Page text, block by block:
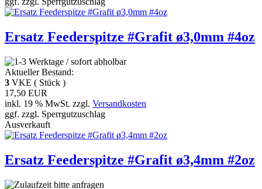
Ersatz Feederspitze #Grafit ø3,0mm #4oz
Aktueller Bestand:
3 VKE ( Stück )
17,50 EUR
inkl. 19 % MwSt. zzgl. Versandkosten
ggf. zzgl. Sperrgutzuschlag
Ausverkauft
Ersatz Feederspitze #Grafit ø3,4mm #2oz